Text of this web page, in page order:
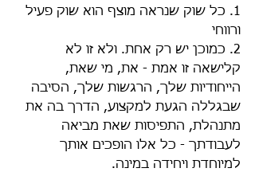
1. כל שוק שנראה מוצף הוא שוק פעיל
ורווחי
2. כמוכן יש רק אחת. ולא זו לא
קלישאה זו אמת - את, מי שאת,
הייחודיות שלך, הרגשות שלך, הסיבה
שבגללה הגעת למקצוע, הדרך בה את
מתנהלת, התפיסות שאת מביאה
לעבודתך - כל אלו הופכים אותך
למיוחדת ויחידה במינה.